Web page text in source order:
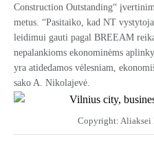
Construction Outstanding“
metus. “Pasitaiko, kad NT
leidimui gauti pagal BREEAM
nepalankioms ekonominėms
yra atidedamos vėlesniam,
sako A. Nikolajevė.
Copyright: Aliaksei